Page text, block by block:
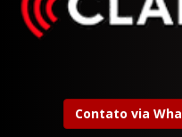
Contato via